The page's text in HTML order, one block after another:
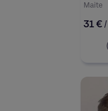
Maite
31 € /